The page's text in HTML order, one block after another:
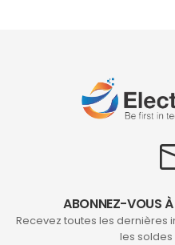
ABONNEZ-VOUS À
Recevez toutes les dernières
les soldes